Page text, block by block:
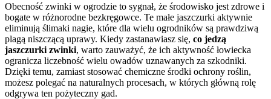
Obecność zwinki w ogrodzie to sygnał, że środowisko jest zdrowe i
bogate w różnorodne bezkręgowce. Te małe jaszczurki aktywnie
eliminują ślimaki nagie, które dla wielu ogrodników są prawdziwą
plagą niszczącą uprawy. Kiedy zastanawiasz się, co jedzą
jaszczurki zwinki, warto zauważyć, że ich aktywność łowiecka
ogranicza liczebność wielu owadów uznawanych za szkodniki.
Dzięki temu, zamiast stosować chemiczne środki ochrony roślin,
możesz polegać na naturalnych procesach, w których główną rolę
odgrywa ten pożyteczny gad.